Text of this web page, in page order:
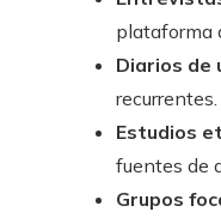
plataforma
Diarios de
recurrentes.
Estudios
fuentes de
Grupos